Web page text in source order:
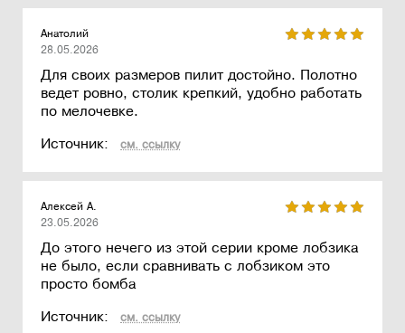
Анатолий
28.05.2026
Для своих размеров пилит достойно. Полотно
ведет ровно, столик крепкий, удобно работать
по мелочевке.
Источник:
см. ссылку
Алексей А.
23.05.2026
До этого нечего из этой серии кроме лобзика
не было, если сравнивать с лобзиком это
просто бомба
Источник:
см. ссылку